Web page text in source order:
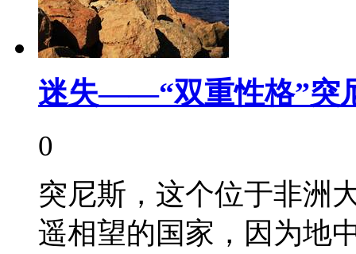
迷失——“双重性格”突
0
突尼斯，这个位于非洲
遥相望的国家，因为地